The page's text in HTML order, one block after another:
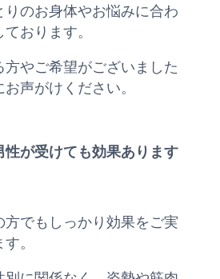
りのお身体やお悩みに合わ
おります。
方やご希望がございました
声がけください。
性が受けても効果あります
方でもしっかり効果をご実
。